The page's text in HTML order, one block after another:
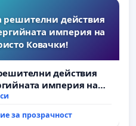
решителни действия
империя на
Ковачки!
действия
империя на
за прозрачност